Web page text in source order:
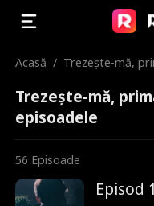
Acasă / Trezește-mă,
Trezește-mă,
episoadele
56 Episoade
Episod 1